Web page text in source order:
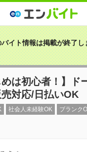
イト情報は掲載が終了し
めは初心者！】ド
対応/日払いOK
社会人未経験OK ブランク